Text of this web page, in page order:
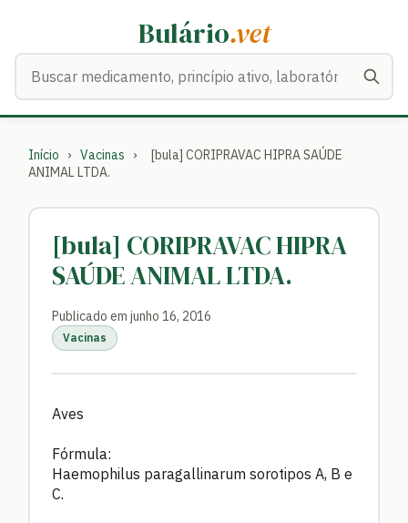
Bulário.vet
Início › Vacinas ›
[bula] CORIPRAVAC HIPRA SAÚDE
ANIMAL LTDA.
[bula] CORIPRAVAC HIPRA
SAÚDE ANIMAL LTDA.
Publicado em junho 16, 2016
Vacinas
Aves
Fórmula:
Haemophilus paragallinarum sorotipos A, B e
C.